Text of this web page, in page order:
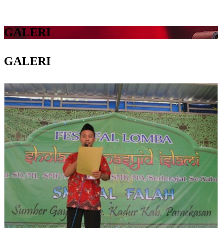
GALERI
GALERI